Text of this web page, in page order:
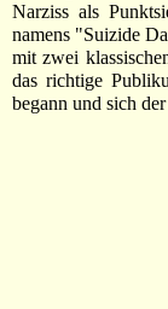
Narziss als
namens "Suizide
mit zwei
das richtige
begann und sich